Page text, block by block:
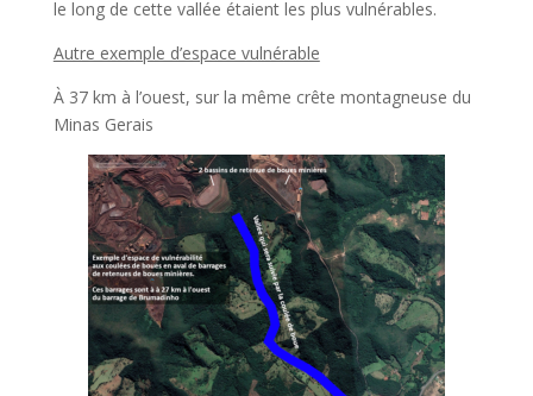
le long de cette vallée étaient les plus vulnérables.
Autre exemple d’espace vulnérable
À 37 km à l’ouest, sur la même crête montagneuse du
Minas Gerais